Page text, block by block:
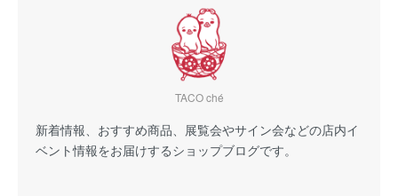
TACO ché
新着情報、おすすめ商品、展覧会やサイン会などの店内イ
ベント情報をお届けするショップブログです。